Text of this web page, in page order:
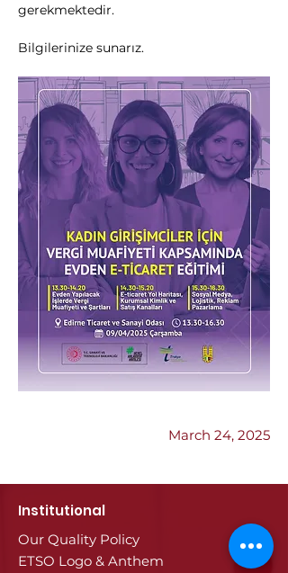
gerekmektedir.
Bilgilerinize sunarız.
March 24, 2025
Institutional
Our Quality Policy
ETSO Logo & Anthem